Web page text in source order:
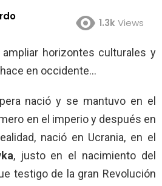
1.3kViews
horizontes culturales y
en occidente…
nació y se mantuvo en el
en el imperio y después en
nació en Ucrania, en el
, justo en el nacimiento del
testigo de la gran Revolución